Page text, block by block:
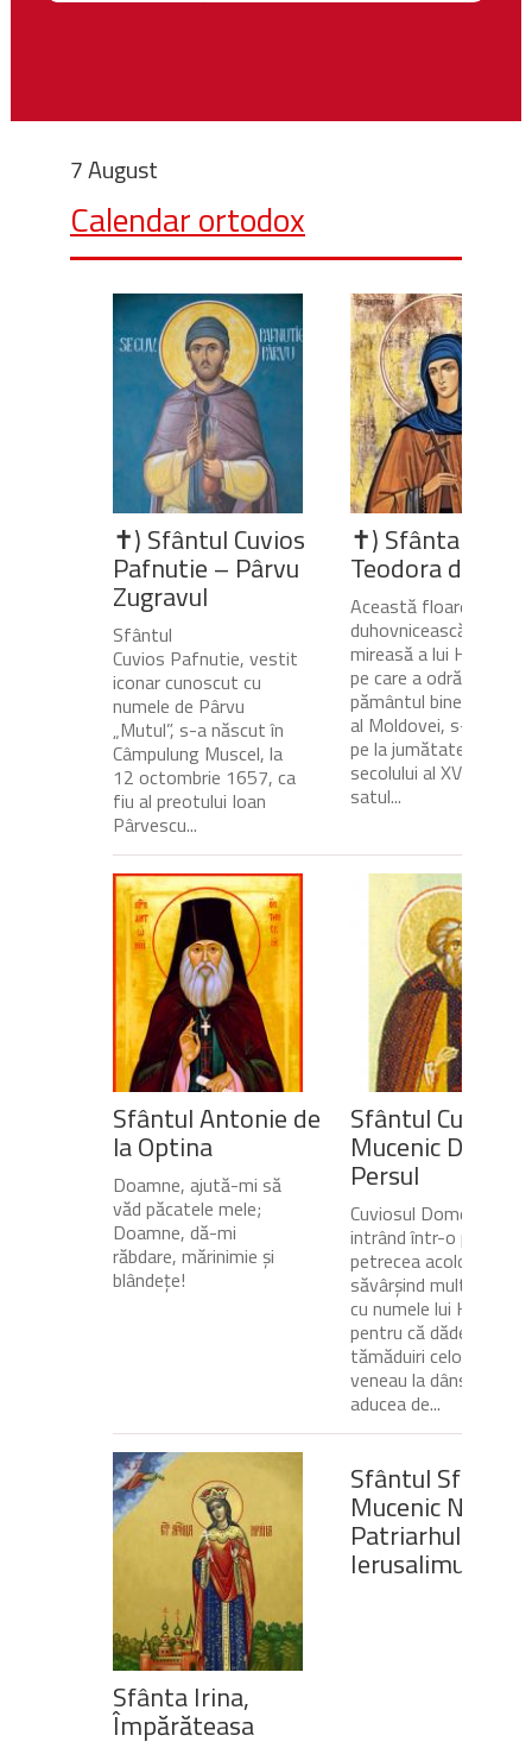
7 August
Calendar ortodox
✝) Sfântul Cuvios
Pafnutie – Pârvu
Zugravul
Sfântul
Cuvios Pafnutie, vestit
iconar cunoscut cu
numele de Pârvu
„Mutul”, s-a născut în
Câmpulung Muscel, la
12 octombrie 1657, ca
fiu al preotului Ioan
Pârvescu...
✝) Sfânta
Teodora de la
Această floare
duhovnicească și
mireasă a lui Hristos,
pe care a odrăslit-o
pământul
al Moldovei, s-a
pe la jumătatea
secolului al XVII-lea, în
satul...
Sfântul Antonie de
la Optina
Doamne, ajută-mi să
văd păcatele mele;
Doamne, dă-mi
răbdare, mărinimie şi
blândeţe!
Sfântul Cuvios
Mucenic
Persul
Cuviosul Dometie
intrând într-o peșteră,
petrecea acolo
săvârșind multe minuni
cu numele lui Hristos,
pentru că dădea
tămăduiri celor ce
veneau la dânsul și îi
aducea de...
Sfânta Irina,
Împărăteasa
Sfântul Sfinţit
Mucenic Narcis,
Patriarhul
Ierusalimului